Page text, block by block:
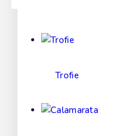
Trofie